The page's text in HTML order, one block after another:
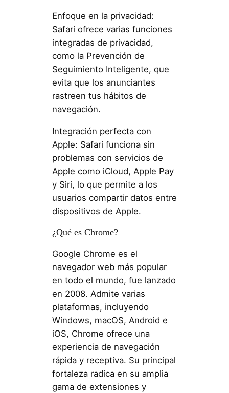
Enfoque en la privacidad:
Safari ofrece varias funciones
integradas de privacidad,
como la Prevención de
Seguimiento Inteligente, que
evita que los anunciantes
rastreen tus hábitos de
navegación.
Integración perfecta con
Apple: Safari funciona sin
problemas con servicios de
Apple como iCloud, Apple Pay
y Siri, lo que permite a los
usuarios compartir datos entre
dispositivos de Apple.
¿Qué es Chrome?
Google Chrome es el
navegador web más popular
en todo el mundo, fue lanzado
en 2008. Admite varias
plataformas, incluyendo
Windows, macOS, Android e
iOS, Chrome ofrece una
experiencia de navegación
rápida y receptiva. Su principal
fortaleza radica en su amplia
gama de extensiones y